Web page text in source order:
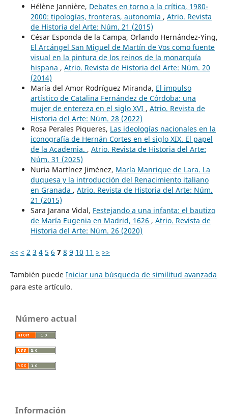
Hélène Jannière, Debates en torno a la crítica, 1980-
2000: tipologías, fronteras, autonomía , Atrio. Revista
de Historia del Arte: Núm. 21 (2015)
César Esponda de la Campa, Orlando Hernández-Ying,
El Arcángel San Miguel de Martín de Vos como fuente
visual en la pintura de los reinos de la monarquía
hispana , Atrio. Revista de Historia del Arte: Núm. 20
(2014)
María del Amor Rodríguez Miranda, El impulso
artístico de Catalina Fernández de Córdoba: una
mujer de entereza en el siglo XVI , Atrio. Revista de
Historia del Arte: Núm. 28 (2022)
Rosa Perales Piqueres, Las ideologías nacionales en la
iconografía de Hernán Cortes en el siglo XIX. El papel
de la Academia. , Atrio. Revista de Historia del Arte:
Núm. 31 (2025)
Nuria Martínez Jiménez, María Manrique de Lara. La
duquesa y la introducción del Renacimiento italiano
en Granada , Atrio. Revista de Historia del Arte: Núm.
21 (2015)
Sara Jarana Vidal, Festejando a una infanta: el bautizo
de María Eugenia en Madrid, 1626 , Atrio. Revista de
Historia del Arte: Núm. 26 (2020)
<< < 2 3 4 5 6 7 8 9 10 11 > >>
También puede Iniciar una búsqueda de similitud avanzada
para este artículo.
Número actual
Información